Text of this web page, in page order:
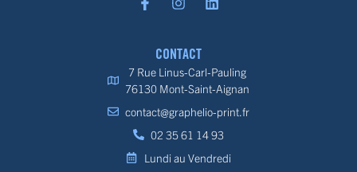
CONTACT
7 Rue Linus-Carl-Pauling
76130 Mont-Saint-Aignan
contact@graphelio-print.fr
02 35 61 14 93
Lundi au Vendredi